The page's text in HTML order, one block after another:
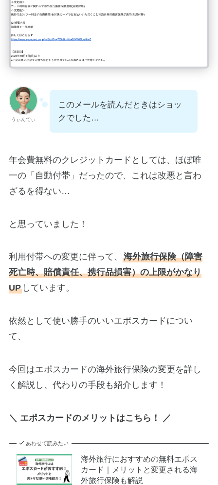
うぃんでぃ
このメールを読んだときはショッ
クでした…
年会費無料のクレジットカードとしては、ほぼ唯
一の「自動付帯」だったので、これは改悪と言わ
ざるを得ない…
と思っていました！
利用付帯への変更に伴って、 海外旅行保険（障害
死亡時、賠償責任、携行品損害）の上限がかなり
UPしています。
依然として使い勝手のいいエポスカードについ
て、
今回はエポスカードの海外旅行保険の変更を詳し
く解説し、代わりの手段も紹介します！
＼ エポスカードのメリットはこちら！ ／
あわせて読みたい
海外旅行におすすめの無料エポス
カード｜メリットと変更される海
外旅行保険も解説